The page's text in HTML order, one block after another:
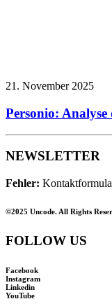
21. November 2025
Personio:
NEWSLETTER
Fehler:
©2025 Uncode. All Rights
FOLLOW US
Facebook
Instagram
Linkedin
YouTube